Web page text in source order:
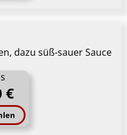
dazu süß-sauer Sauce
€